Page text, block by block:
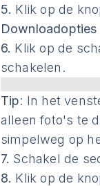
5. Klik op de
Downloadopties
6. Klik op de
schakelen.
Tip: In het
alleen foto's te
simpelweg op
7. Schakel de
8. Klik op de